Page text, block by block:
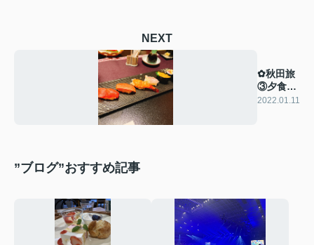
NEXT
✿秋田旅
③夕食編
✿
2022.01.11
”ブログ”おすすめ記事